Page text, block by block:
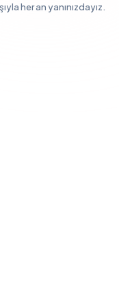
her an yanınızdayız.